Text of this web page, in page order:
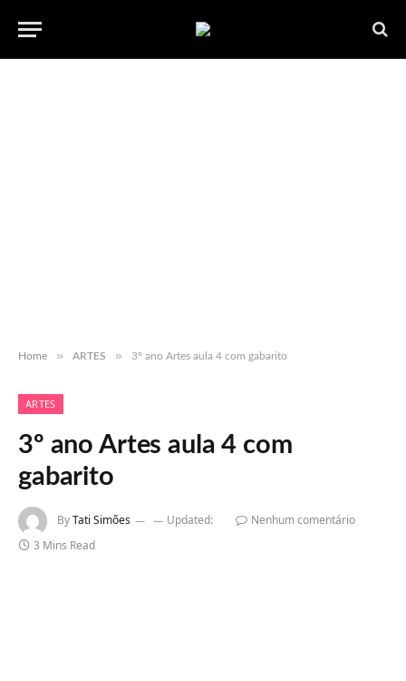
Home » ARTES » 3º ano Artes aula 4 com gabarito
ARTES
3º ano Artes aula 4 com
gabarito
ByTati Simões Updated:
Nenhum comentário
3 Mins Read